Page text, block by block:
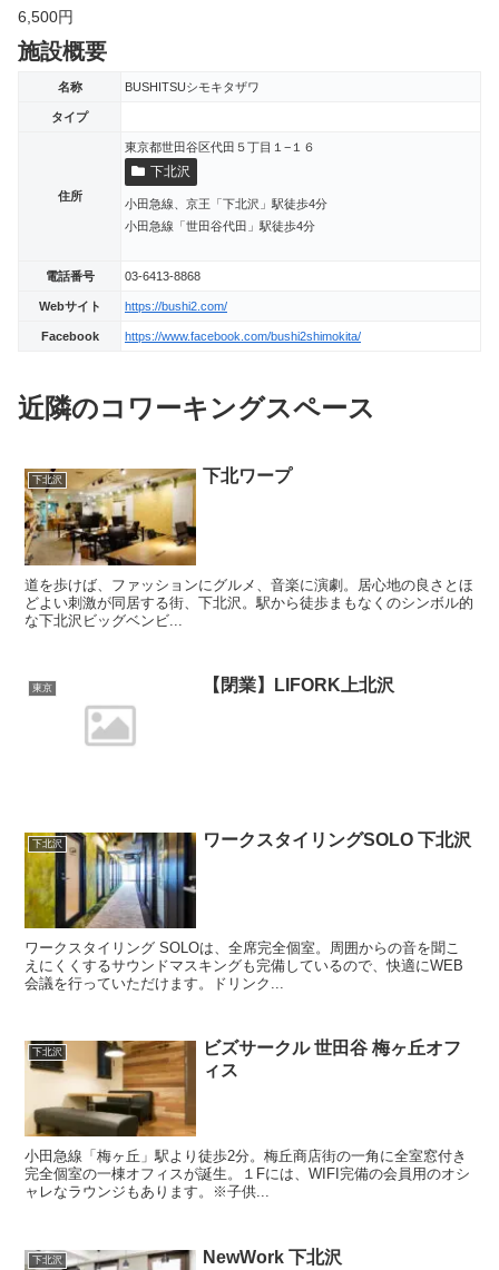
6,500円
施設概要
名称 BUSHITSUシモキタザワ
タイプ
住所
東京都世田谷区代田５丁目１−１６
下北沢
小田急線、京王「下北沢」駅徒歩4分
小田急線「世田谷代田」駅徒歩4分
電話番号 03-6413-8868
Webサイト https://bushi2.com/
Facebook https://www.facebook.com/bushi2shimokita/
近隣のコワーキングスペース
下北沢 下北ワープ
道を歩けば、ファッションにグルメ、音楽に演劇。居心地の良さとほ
どよい刺激が同居する街、下北沢。駅から徒歩まもなくのシンボル的
な下北沢ビッグベンビ...
東京 【閉業】LIFORK上北沢
下北沢 ワークスタイリングSOLO 下北沢
ワークスタイリング SOLOは、全席完全個室。周囲からの音を聞こ
えにくくするサウンドマスキングも完備しているので、快適にWEB
会議を行っていただけます。ドリンク...
下北沢
ビズサークル 世田谷 梅ヶ丘オフ
ィス
小田急線「梅ヶ丘」駅より徒歩2分。梅丘商店街の一角に全室窓付き
完全個室の一棟オフィスが誕生。１Fには、WIFI完備の会員用のオシ
ャレなラウンジもあります。※子供...
下北沢 NewWork 下北沢